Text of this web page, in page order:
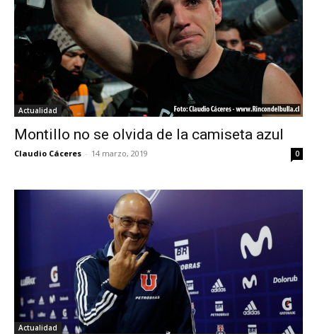
Actualidad
Montillo no se olvida de la camiseta azul
Claudio Cáceres - 14 marzo, 2019 0
Actualidad